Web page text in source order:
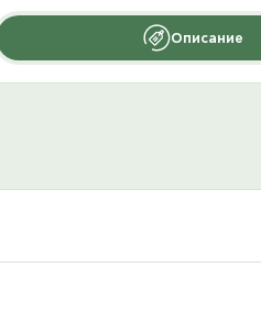
Описание